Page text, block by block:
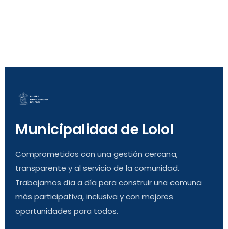
Municipalidad de Lolol
Comprometidos con una gestión cercana,
transparente y al servicio de la comunidad.
Trabajamos día a día para construir una comuna
más participativa, inclusiva y con mejores
oportunidades para todos.